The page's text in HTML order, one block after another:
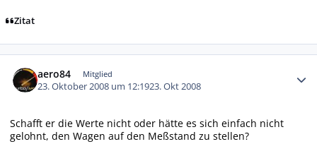
Zitat
aero84 Mitglied
23. Oktober 2008 um 12:1923. Okt 2008
Schafft er die Werte nicht oder hätte es sich einfach nicht
gelohnt, den Wagen auf den Meßstand zu stellen?